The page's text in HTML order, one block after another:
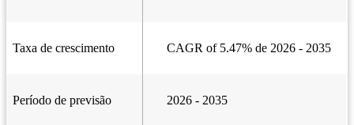
Taxa de crescimento CAGR of 5.47% de 2026 - 2035
Período de previsão 2026 - 2035